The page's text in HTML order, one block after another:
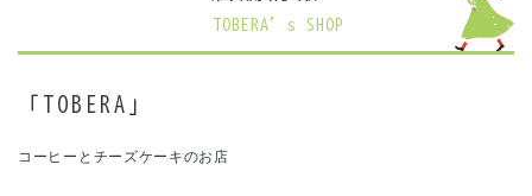
TOBERA’s SHOP
「TOBERA」
コーヒーとチーズケーキのお店